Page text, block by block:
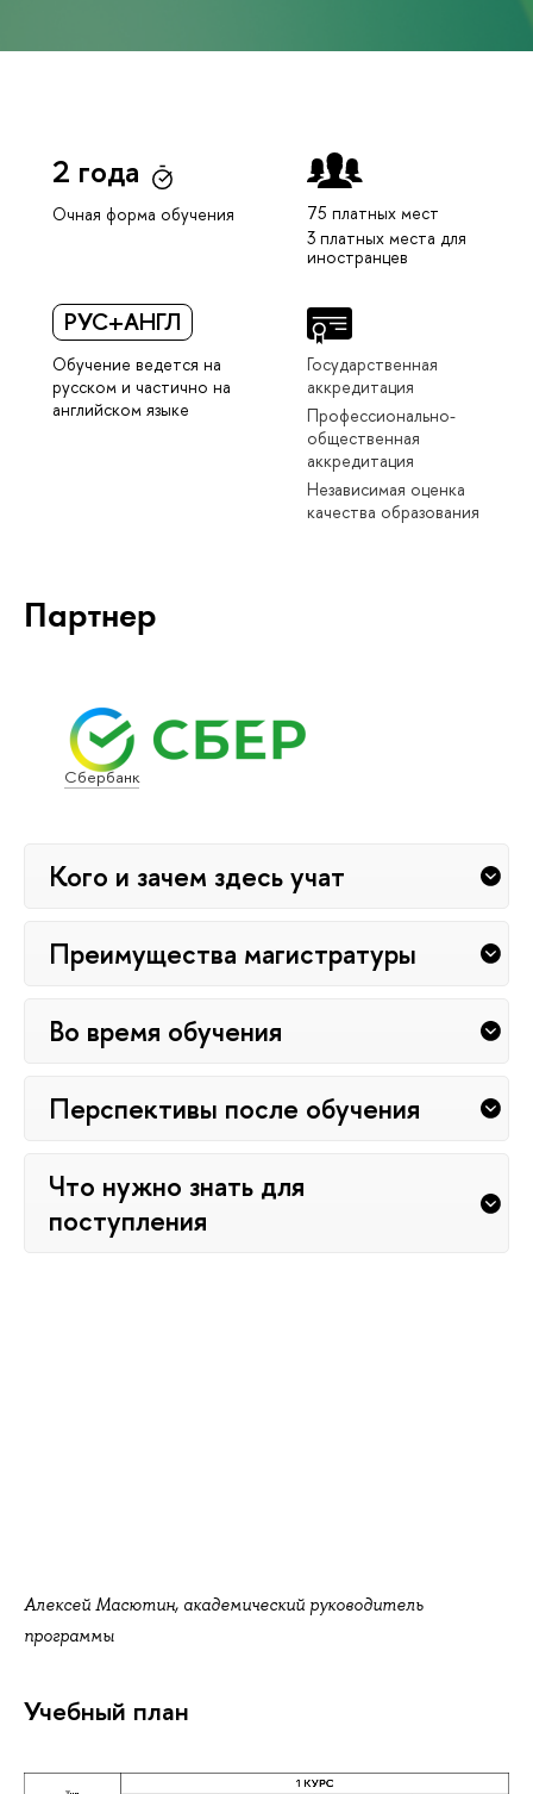
2 года
Очная форма обучения
75 платных мест
3 платных места для
иностранцев
РУС+АНГЛ
Обучение ведется на
русском и частично на
английском языке
Государственная
аккредитация
Профессионально-
общественная
аккредитация
Независимая оценка
качества образования
Партнер
Сбербанк
Кого и зачем здесь учат
Преимущества магистратуры
Во время обучения
Перспективы после обучения
Что нужно знать для
поступления
Алексей Масютин, академический руководитель
программы
Учебный план